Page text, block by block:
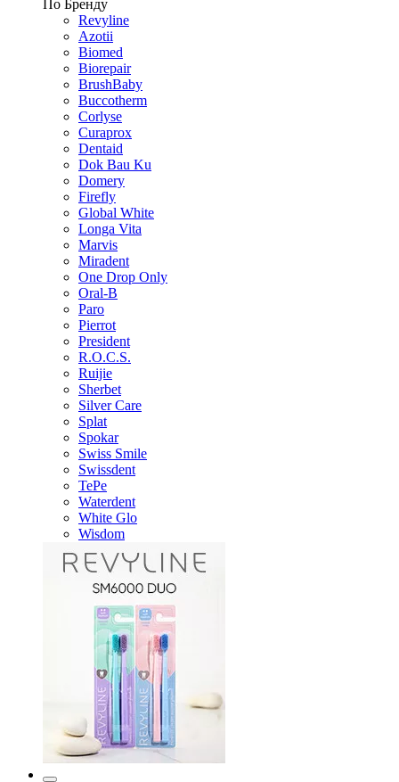
По Бренду
Revyline
Azotii
Biomed
Biorepair
BrushBaby
Buccotherm
Corlyse
Curaprox
Dentaid
Dok Bau Ku
Domery
Firefly
Global White
Longa Vita
Marvis
Miradent
One Drop Only
Oral-B
Paro
Pierrot
President
R.O.C.S.
Ruijie
Sherbet
Silver Care
Splat
Spokar
Swiss Smile
Swissdent
TePe
Waterdent
White Glo
Wisdom